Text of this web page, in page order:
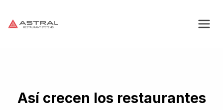
Así crecen los restaurantes